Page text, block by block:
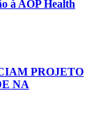
à AOP Health
PROJETO
NA